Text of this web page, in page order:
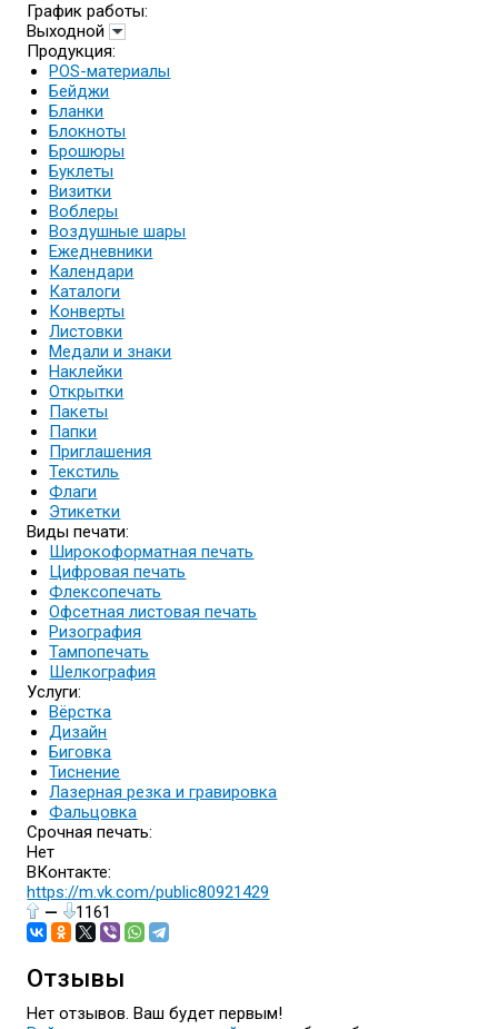
График работы:
Выходной
Продукция:
POS-материалы
Бейджи
Бланки
Блокноты
Брошюры
Буклеты
Визитки
Воблеры
Воздушные шары
Ежедневники
Календари
Каталоги
Конверты
Листовки
Медали и знаки
Наклейки
Открытки
Пакеты
Папки
Приглашения
Текстиль
Флаги
Этикетки
Виды печати:
Широкоформатная печать
Цифровая печать
Флексопечать
Офсетная листовая печать
Ризография
Тампопечать
Шелкография
Услуги:
Вёрстка
Дизайн
Биговка
Тиснение
Лазерная резка и гравировка
Фальцовка
Срочная печать:
Нет
ВКонтакте:
https://m.vk.com/public80921429
—
1161
Отзывы
Нет отзывов. Ваш будет первым!